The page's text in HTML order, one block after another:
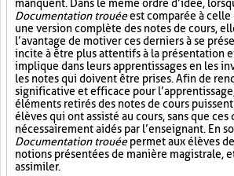
manquent. Dans le même ordre d’idée,
Documentation trouéeest comparée à
une version complète des notes de cours,
l’avantage de motiver ces derniers à se
incite à être plus attentifs à la présentation
implique dans leurs apprentissages en les
les notes qui doivent être prises. Afin de
significative et efficace pour
éléments retirés des notes de cours
élèves qui ont assisté au cours, sans que
nécessairement aidés par l’enseignant. En
Documentation trouéepermet aux élèves
notions présentées de manière magistrale,
assimiler.